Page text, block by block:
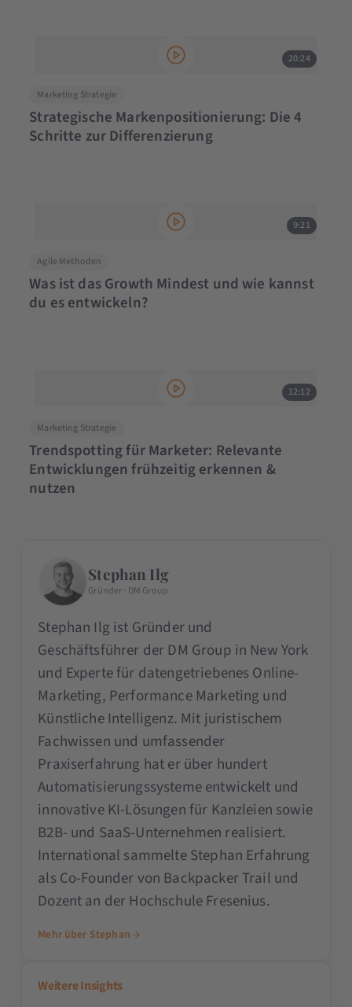
20:24
Marketing Strategie
Strategische Markenpositionierung: Die 4
Schritte zur Differenzierung
9:21
Agile Methoden
Was ist das Growth Mindest und wie kannst
du es entwickeln?
12:12
Marketing Strategie
Trendspotting für Marketer: Relevante
Entwicklungen frühzeitig erkennen &
nutzen
Stephan Ilg
Gründer · DM Group
Stephan Ilg ist Gründer und
Geschäftsführer der DM Group in New York
und Experte für datengetriebenes Online-
Marketing, Performance Marketing und
Künstliche Intelligenz. Mit juristischem
Fachwissen und umfassender
Praxiserfahrung hat er über hundert
Automatisierungssysteme entwickelt und
innovative KI-Lösungen für Kanzleien sowie
B2B- und SaaS-Unternehmen realisiert.
International sammelte Stephan Erfahrung
als Co-Founder von Backpacker Trail und
Dozent an der Hochschule Fresenius.
Mehr über Stephan
Weitere Insights